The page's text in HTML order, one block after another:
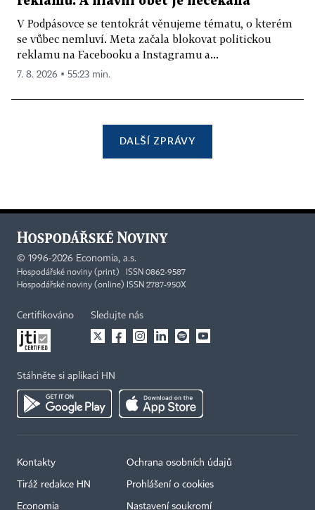
V Podpásovce se tentokrát věnujeme tématu, o kterém
se vůbec nemluví. Meta začala blokovat politickou
reklamu na Facebooku a Instagramu a...
7. 8. 2026 ▪ 55:23 min.
DALŠÍ ZPRÁVY
© 1996-2026 Economia, a.s.
Hospodářské noviny (print) ISSN 0862-9587
Hospodářské noviny (online) ISSN 2787-950X
Certifikováno Sledujte nás
Stáhněte si aplikaci HN
Kontakty
Tiráž redakce HN
Economia
Ochrana osobních údajů
Prohlášení o cookies
Nastavení soukromí